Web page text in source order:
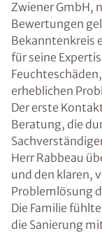
Zwiener GmbH,
Bewertungen
Bekanntenkreis
für seine
erheblichen
Der erste
Beratung, die
Herr Rabbeau
und den klaren,
Problemlösung
Die Familie
die Sanierung